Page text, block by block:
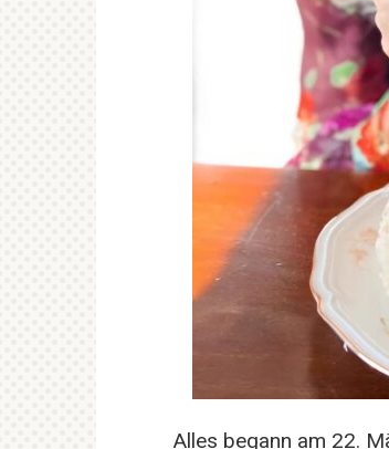
Alles begann am 22.